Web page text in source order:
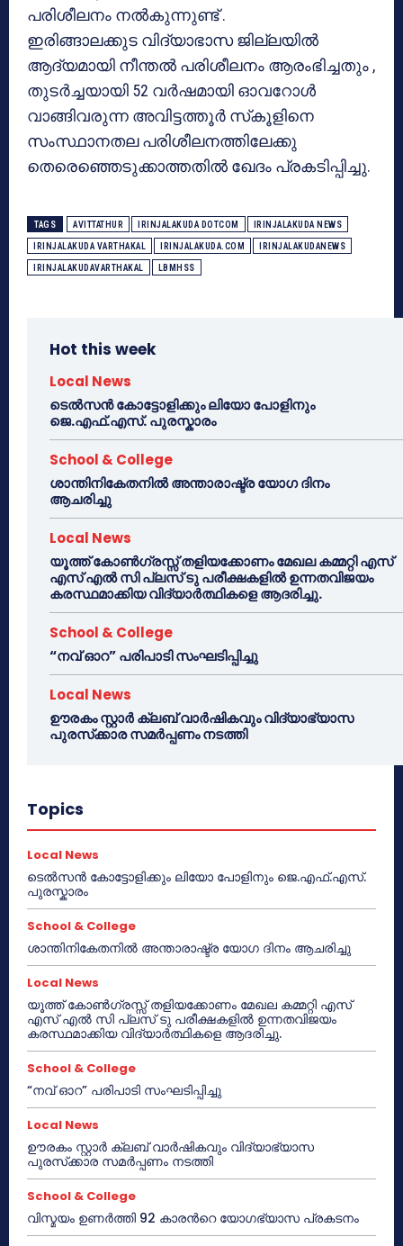
പരിശീലനം നല്‍കുന്നുണ്ട് .
ഇരിങ്ങാലക്കുട വിദ്യാഭാസ ജില്ലയില്‍
ആദ്യമായി നീന്തല്‍ പരിശീലനം ആരംഭിച്ചതും ,
തുടര്‍ച്ചയായി 52 വര്‍ഷമായി ഓവറോള്‍
വാങ്ങിവരുന്ന അവിട്ടത്തൂര്‍ സ്‌കൂളിനെ
സംസ്ഥാനതല പരിശീലനത്തിലേക്കു
തെരെഞ്ഞെടുക്കാത്തതില്‍ ഖേദം പ്രകടിപ്പിച്ചു.
TAGS AVITTATHUR IRINJALAKUDA DOTCOM IRINJALAKUDA NEWS
IRINJALAKUDA VARTHAKAL IRINJALAKUDA.COM IRINJALAKUDANEWS
IRINJALAKUDAVARTHAKAL LBMHSS
Hot this week
Local News
ടെൽസൻ കോട്ടോളിക്കും ലിയോ പോളിനും
ജെ.എഫ്.എസ്. പുരസ്കാരം
School & College
ശാന്തിനികേതനിൽ അന്താരാഷ്ട്ര യോഗ ദിനം
ആചരിച്ചു
Local News
യൂത്ത് കോൺഗ്രസ്സ് തളിയക്കോണം മേഖല കമ്മറ്റി എസ്
എസ് എൽ സി പ്ലസ് ടു പരീക്ഷകളിൽ ഉന്നതവിജയം
കരസ്ഥമാക്കിയ വിദ്യാർത്ഥികളെ ആദരിച്ചു.
School & College
“നവ് ഓറ” പരിപാടി സംഘടിപ്പിച്ചു
Local News
ഊരകം സ്റ്റാർ ക്ലബ് വാർഷികവും വിദ്യാഭ്യാസ
പുരസ്‌ക്കാര സമർപ്പണം നടത്തി
Topics
Local News
ടെൽസൻ കോട്ടോളിക്കും ലിയോ പോളിനും ജെ.എഫ്.എസ്.
പുരസ്കാരം
School & College
ശാന്തിനികേതനിൽ അന്താരാഷ്ട്ര യോഗ ദിനം ആചരിച്ചു
Local News
യൂത്ത് കോൺഗ്രസ്സ് തളിയക്കോണം മേഖല കമ്മറ്റി എസ്
എസ് എൽ സി പ്ലസ് ടു പരീക്ഷകളിൽ ഉന്നതവിജയം
കരസ്ഥമാക്കിയ വിദ്യാർത്ഥികളെ ആദരിച്ചു.
School & College
“നവ് ഓറ” പരിപാടി സംഘടിപ്പിച്ചു
Local News
ഊരകം സ്റ്റാർ ക്ലബ് വാർഷികവും വിദ്യാഭ്യാസ
പുരസ്‌ക്കാര സമർപ്പണം നടത്തി
School & College
വിസ്മയം ഉണർത്തി 92 കാരൻറെ യോഗഭ്യാസ പ്രകടനം